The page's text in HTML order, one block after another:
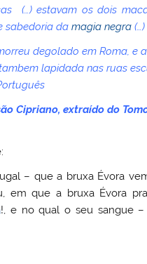
(…) estavam os dois
sabedoria damagia negra (…)
degolado em Roma, e
lapidada nas ruas
Cipriano, extraído do
– que a bruxa Évora
em que a bruxa Évora
!, e no qual o seu sangue